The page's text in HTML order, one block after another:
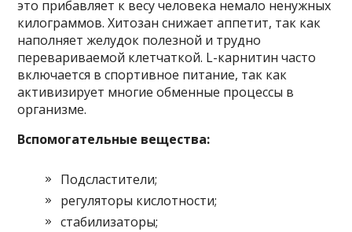
это прибавляет к весу человека немало ненужных
килограммов. Хитозан снижает аппетит, так как
наполняет желудок полезной и трудно
перевариваемой клетчаткой. L-карнитин часто
включается в спортивное питание, так как
активизирует многие обменные процессы в
организме.
Вспомогательные вещества:
Подсластители;
регуляторы кислотности;
стабилизаторы;